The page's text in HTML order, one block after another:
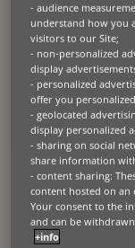
BNP Paribas
crédit belge
Banque
contrôle de la
Markets
Group SA est
sous le n 044
En accédant à
- audience
understand how you
visitors to our Site;
- non-personalized
display
- personalized
offer you
- geolocated
display personalized
- sharing on social
share information
- content sharing:
content hosted on an
Your consent to the
and can be
+info